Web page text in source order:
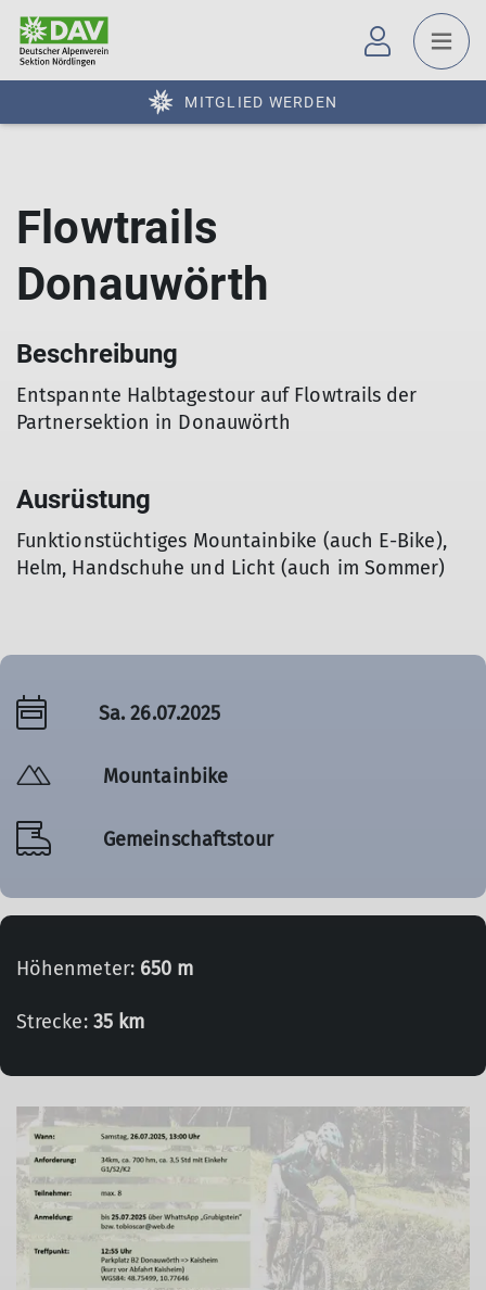
MITGLIED WERDEN
Flowtrails
Donauwörth
Beschreibung
Entspannte Halbtagestour auf Flowtrails der
Partnersektion in Donauwörth
Ausrüstung
Funktionstüchtiges Mountainbike (auch E-Bike),
Helm, Handschuhe und Licht (auch im Sommer)
Sa. 26.07.2025
Mountainbike
Gemeinschaftstour
Höhenmeter: 650 m
Strecke: 35 km